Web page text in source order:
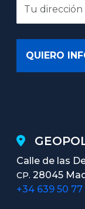
Calle de las
CP. 28045
+34 639 50 77